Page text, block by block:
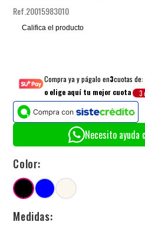
Ref. 20015983010
Califica el producto
Compra ya y págalo en3cuotas de:
o elige aquí tu mejor cuota
Necesito ayuda
Color:
Medidas: